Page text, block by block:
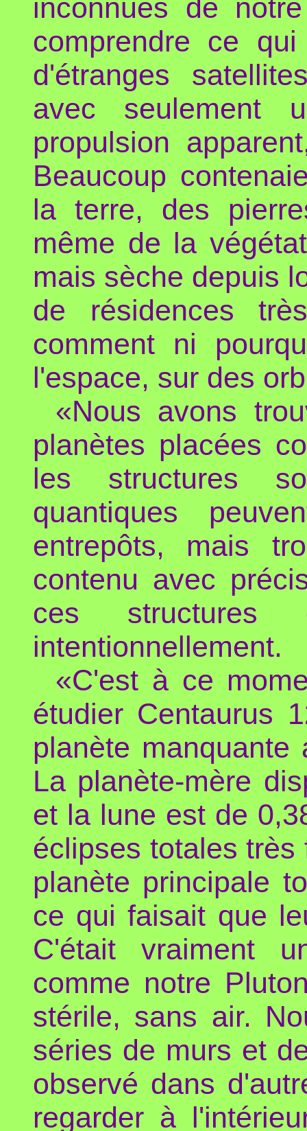
inconnues de
comprendre ce
d'étranges
avec seulement
propulsion
Beaucoup
la terre, des
même de la
mais sèche depuis
de résidences
comment ni
l'espace, sur des
«Nous avons
planètes placées
les structures
quantiques
entrepôts, mais
contenu avec
ces structures
intentionnellement.
«C'est à ce
étudier Centaurus
planète
La planète-mère
et la lune est de
éclipses totales
planète principale
ce qui faisait que
C'était vraiment
comme notre
stérile, sans air.
séries de murs et
observé dans
regarder à